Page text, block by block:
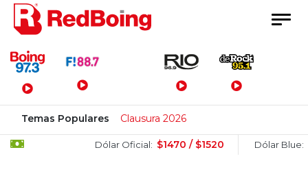
Menú Principal
Temas Populares Clausura 2026
Dólar Oficial: $1470 / $1520 Dólar Blue: